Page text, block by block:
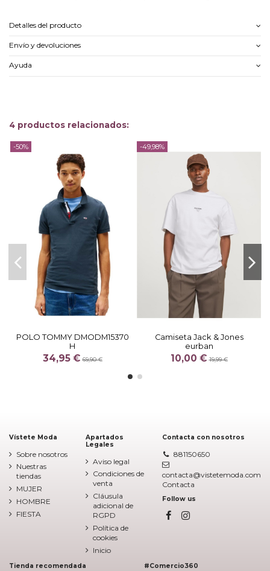
Detalles del producto
Envío y devoluciones
Ayuda
4 productos relacionados:
-50%
POLO TOMMY DMODM15370
H
34,95 €69,90 €
-49,98%
Camiseta Jack & Jones
eurban
10,00 €19,99 €
Vístete Moda
Sobre nosotros
Nuestras
tiendas
MUJER
HOMBRE
FIESTA
Apartados
Legales
Aviso legal
Condiciones de
venta
Cláusula
adicional de
RGPD
Política de
cookies
Inicio
Contacta con nosotros
881150650
contacta@vistetemoda.com
Contacta
Follow us
Tienda recomendada #Comercio360